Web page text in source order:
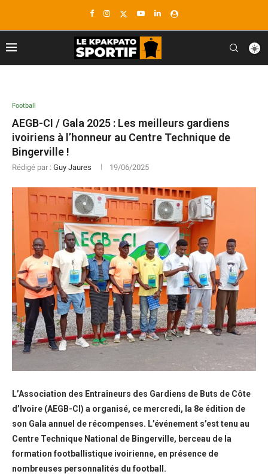
Football
AEGB-CI / Gala 2025 : Les meilleurs gardiens
ivoiriens à l’honneur au Centre Technique de
Bingerville !
Rédigé par : Guy Jaures 19/06/2025
L’Association des Entraîneurs des Gardiens de Buts de Côte
d’Ivoire (AEGB-CI) a organisé, ce mercredi, la 8e édition de
son Gala annuel de récompenses. L’événement s’est tenu au
Centre Technique National de Bingerville, berceau de la
formation footballistique ivoirienne, en présence de
nombreuses personnalités du football.